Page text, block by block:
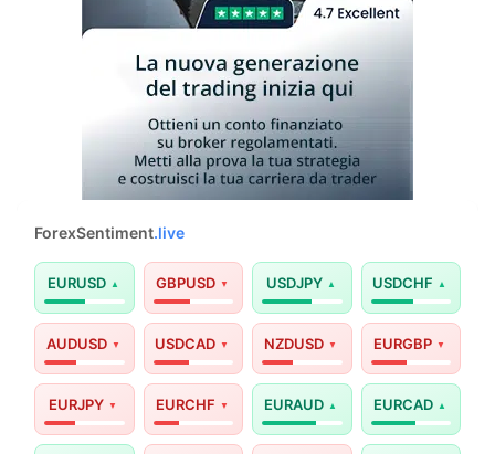
ForexSentiment.live
EURUSD GBPUSD USDJPY USDCHF
AUDUSD USDCAD NZDUSD EURGBP
EURJPY EURCHF EURAUD EURCAD